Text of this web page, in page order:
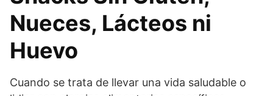
Nueces, Lácteos ni
Huevo
Cuando se trata de llevar una vida saludable o